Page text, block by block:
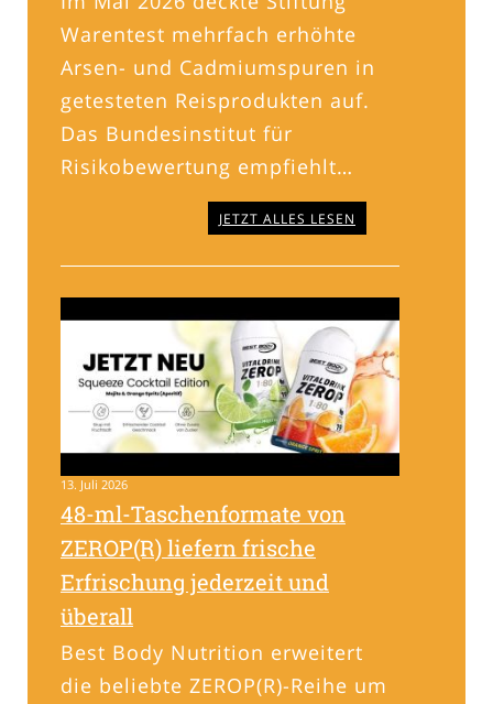
Warentest mehrfach erhöhte
Arsen- und Cadmiumspuren in
getesteten Reisprodukten auf.
Das Bundesinstitut für
Risikobewertung empfiehlt…
JETZT ALLES LESEN
13. Juli 2026
48-ml-Taschenformate von
ZEROP(R) liefern frische
Erfrischung jederzeit und
überall
Best Body Nutrition erweitert
die beliebte ZEROP(R)-Reihe um